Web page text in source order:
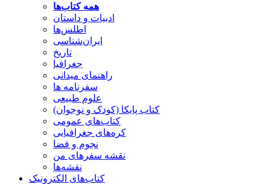
همه کتاب‌ها
ادبیات و داستان
اطلس‌ها
ایران‌شناسی
تاریخ
جغرافیا
راهنمای میدانی
سفرنامه‌ ها
علوم طبیعی
کتاب‌ پایکا (کودک و نوجوان)
کتاب‌های عمومی
کره‌های جغرافیایی
نجوم و فضا
نقشه سفرهای من
نقشه‌ها
کتاب‌های الکترونیک